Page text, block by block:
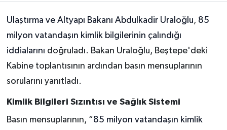
Ulaştırma ve Altyapı Bakanı Abdulkadir Uraloğlu, 85
milyon vatandaşın kimlik bilgilerinin çalındığı
iddialarını doğruladı. Bakan Uraloğlu, Beştepe'deki
Kabine toplantısının ardından basın mensuplarının
sorularını yanıtladı.
Kimlik Bilgileri Sızıntısı ve Sağlık Sistemi
Basın mensuplarının, “85 milyon vatandaşın kimlik